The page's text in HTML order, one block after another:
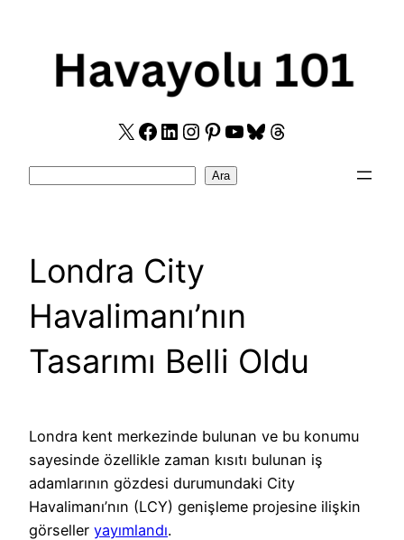
X Facebook
LinkedIn
Instagram
Pinterest
YouTube
Bluesky
Threads
Ara
Londra City
Havalimanı’nın
Tasarımı Belli Oldu
Londra kent merkezinde bulunan ve bu konumu
sayesinde özellikle zaman kısıtı bulunan iş
adamlarının gözdesi durumundaki City
Havalimanı’nın (LCY) genişleme projesine ilişkin
görseller yayımlandı.